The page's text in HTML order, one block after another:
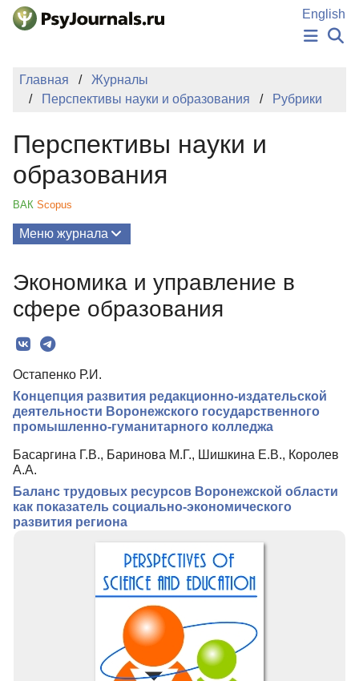
Перейти к основному содержанию
English
НОВОСТИ
ИЗДАНИЯ
АВТОРЫ
БАЗА ЗНАНИЙ
КЛЮЧЕВЫЕ СЛОВА
Регистрация
Главная
Журналы
Перспективы науки и образования
Рубрики
Перспективы науки и
образования
ВАК Scopus
Меню журнала
Миссия
Редколлегия
Индексирование
Рубрики
Контакты
Экономика и управление в
сфере образования
Остапенко Р.И.
Концепция развития редакционно-издательской
деятельности Воронежского государственного
промышленно-гуманитарного колледжа
Басаргина Г.В., Баринова М.Г., Шишкина Е.В., Королев
А.А.
Баланс трудовых ресурсов Воронежской области
как показатель социально-экономического
развития региона